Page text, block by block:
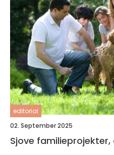
editorial
02. September 2025
Sjove